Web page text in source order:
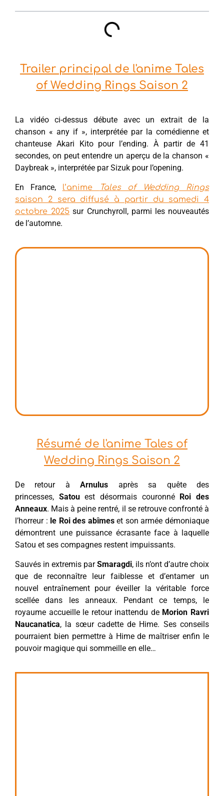
Trailer principal de l'anime Tales
of Wedding Rings Saison 2
La vidéo ci-dessus débute avec un extrait de la
chanson « any if », interprétée par la comédienne et
chanteuse Akari Kito pour l’ending. À partir de 41
secondes, on peut entendre un aperçu de la chanson «
Daybreak », interprétée par Sizuk pour l’opening.
En France, l’anime
Tales of Wedding Rings
saison 2 sera diffusé à partir du samedi 4
octobre 2025 sur Crunchyroll, parmi les nouveautés
de l’automne.
Résumé de l'anime Tales of
Wedding Rings Saison 2
De retour àArnulus après sa quête des
princesses, Satouest désormais couronné Roi des
Anneaux. Mais à peine rentré, il se retrouve confronté à
l’horreur : le Roi des abîmeset son armée démoniaque
démontrent une puissance écrasante face à laquelle
Satou et ses compagnes restent impuissants.
Sauvés in extremis parSmaragdi, ils n’ont d’autre choix
que de reconnaître leur faiblesse et d’entamer un
nouvel entraînement pour éveiller la véritable force
scellée dans les anneaux. Pendant ce temps, le
royaume accueille le retour inattendu de Morion Ravri
Naucanatica, la sœur cadette de Hime. Ses conseils
pourraient bien permettre à Hime de maîtriser enfin le
pouvoir magique qui sommeille en elle…